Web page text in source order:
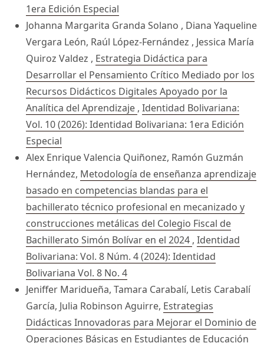
1era Edición Especial
Johanna Margarita Granda Solano , Diana Yaqueline
Vergara León, Raúl López-Fernández , Jessica María
Quiroz Valdez , Estrategia Didáctica para
Desarrollar el Pensamiento Crítico Mediado por los
Recursos Didácticos Digitales Apoyado por la
Analítica del Aprendizaje , Identidad Bolivariana:
Vol. 10 (2026): Identidad Bolivariana: 1era Edición
Especial
Alex Enrique Valencia Quiñonez, Ramón Guzmán
Hernández, Metodología de enseñanza aprendizaje
basado en competencias blandas para el
bachillerato técnico profesional en mecanizado y
construcciones metálicas del Colegio Fiscal de
Bachillerato Simón Bolívar en el 2024 , Identidad
Bolivariana: Vol. 8 Núm. 4 (2024): Identidad
Bolivariana Vol. 8 No. 4
Jeniffer Maridueña, Tamara Carabalí, Letis Carabalí
García, Julia Robinson Aguirre, Estrategias
Didácticas Innovadoras para Mejorar el Dominio de
Operaciones Básicas en Estudiantes de Educación